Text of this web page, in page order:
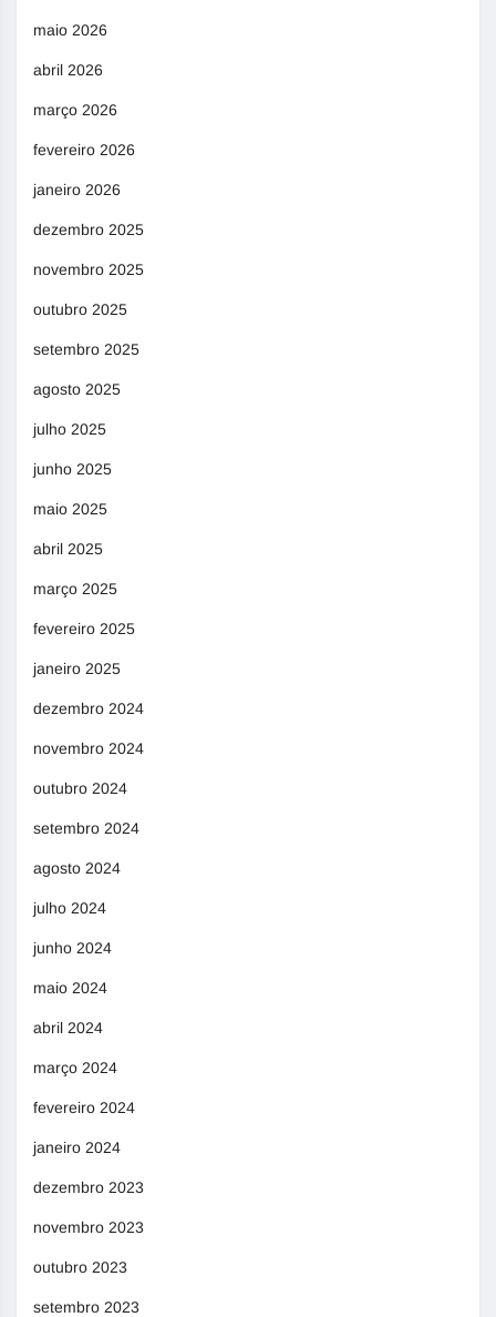
maio 2026
abril 2026
março 2026
fevereiro 2026
janeiro 2026
dezembro 2025
novembro 2025
outubro 2025
setembro 2025
agosto 2025
julho 2025
junho 2025
maio 2025
abril 2025
março 2025
fevereiro 2025
janeiro 2025
dezembro 2024
novembro 2024
outubro 2024
setembro 2024
agosto 2024
julho 2024
junho 2024
maio 2024
abril 2024
março 2024
fevereiro 2024
janeiro 2024
dezembro 2023
novembro 2023
outubro 2023
setembro 2023